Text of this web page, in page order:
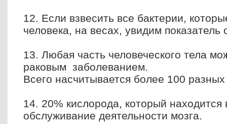
12. Если взвесить все бактерии,
человека, на весах, увидим показатель
13. Любая часть человеческого тела
раковым заболеванием.
Всего насчитывается более 100
14. 20% кислорода, который
обслуживание деятельности мозга.